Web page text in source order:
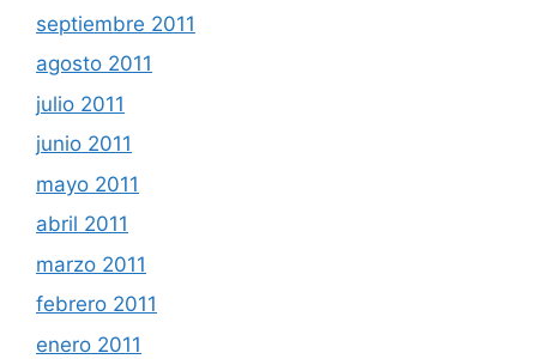
septiembre 2011
agosto 2011
julio 2011
junio 2011
mayo 2011
abril 2011
marzo 2011
febrero 2011
enero 2011